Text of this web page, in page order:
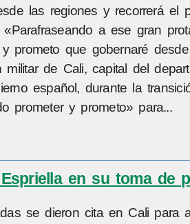
las regiones y recorrerá el
a ese gran
prometo que gobernaré
de Cali, capital del
español, durante la
prometer y prometo» para...
en su toma de
se dieron cita en Cali para